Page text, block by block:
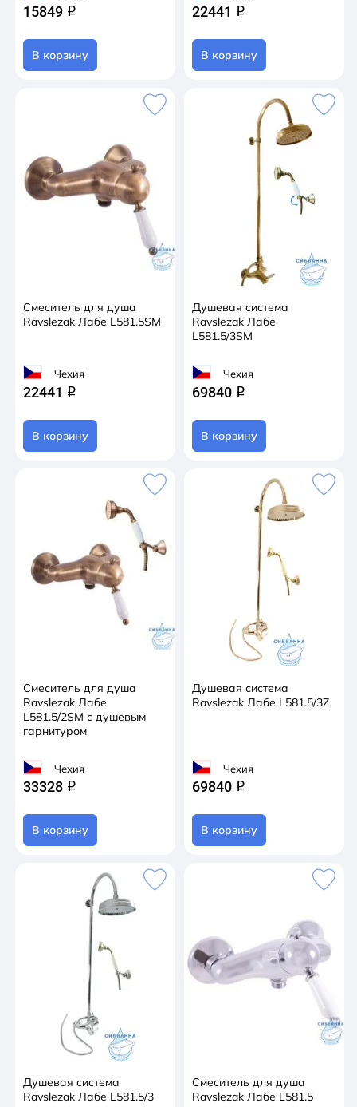
15849 q
В корзину
22441 q
В корзину
Смеситель для душа
Ravslezak Лабе L581.5SM
Чехия
22441 q
В корзину
Душевая система
Ravslezak Лабе
L581.5/3SM
Чехия
69840 q
В корзину
Смеситель для душа
Ravslezak Лабе
L581.5/2SM с душевым
гарнитуром
Чехия
33328 q
В корзину
Душевая система
Ravslezak Лабе L581.5/3Z
Чехия
69840 q
В корзину
Душевая система
Ravslezak Лабе L581.5/3
Смеситель для душа
Ravslezak Лабе L581.5